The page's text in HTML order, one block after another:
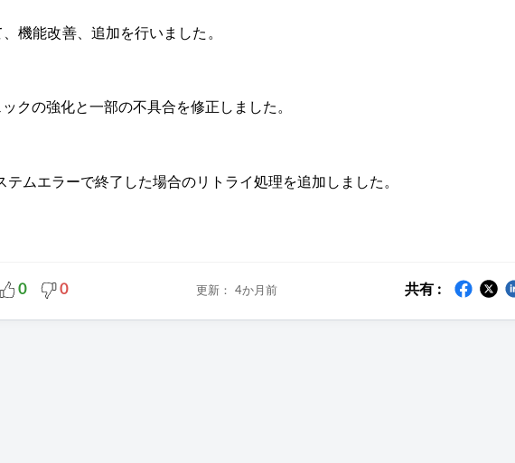
機能改善、追加を行いました。
クの強化と一部の不具合を修正しました。
ムエラーで終了した場合のリトライ処理を追加しました。
0 0 更新： 4か月前 共有 :